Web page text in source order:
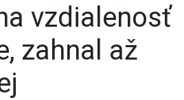
vzdialenosť
zahnal až